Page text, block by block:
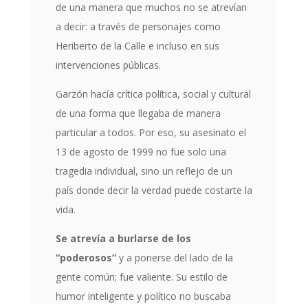
de una manera que muchos no se atrevían
a decir: a través de personajes como
Heriberto de la Calle e incluso en sus
intervenciones públicas.
Garzón hacía crítica política, social y cultural
de una forma que llegaba de manera
particular a todos. Por eso, su asesinato el
13 de agosto de 1999 no fue solo una
tragedia individual, sino un reflejo de un
país donde decir la verdad puede costarte la
vida.
Se atrevía a burlarse de los
“poderosos”y a ponerse del lado de la
gente común; fue valiente. Su estilo de
humor inteligente y político no buscaba